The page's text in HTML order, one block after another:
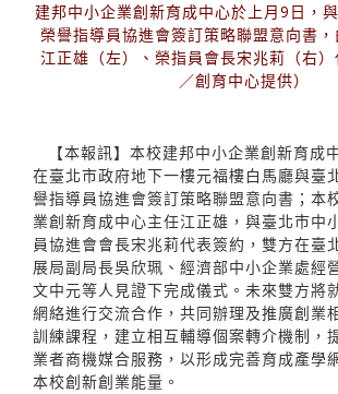
建邦中小企業創新育成中心於上月9日，
榮譽指導員協進會簽訂策略聯盟意向書
江正雄（左）、榮指員會長宋兆莉（右
／創育中心提供）
【本報訊】本校建邦中小企業創新育成
在臺北市政府地下一樓元福樓白馬廳與臺
譽指導員協進會簽訂策略聯盟意向書；本
業創新育成中心主任江正雄，與臺北市中
員協進會會長宋兆莉代表簽約，雙方在臺
展局副局長吳欣珮、經濟部中小企業處經
文中元等人見證下完成儀式。未來雙方將
網絡進行交流合作，共同辦理及推廣創業
訓練課程，建立相互輔導個案轉介機制，
業者商機媒合服務，以形成完善育成產學
本校創新創業能量。